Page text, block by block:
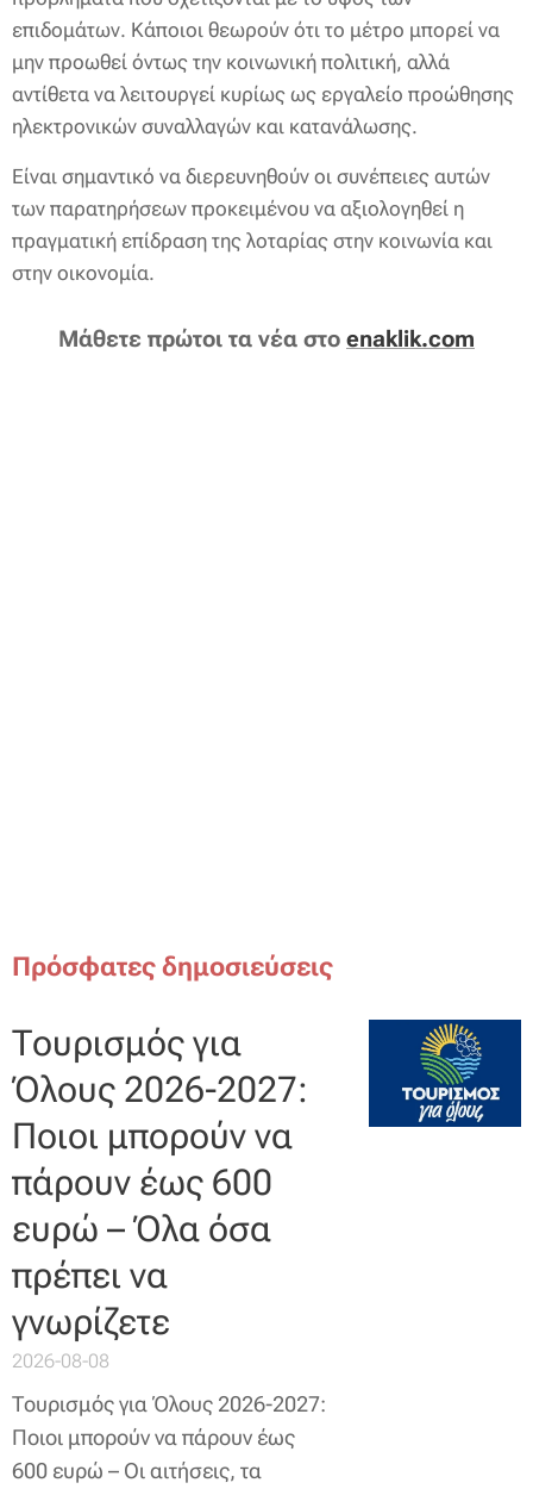
επιδομάτων. Κάποιοι θεωρούν ότι το μέτρο μπορεί να
μην προωθεί όντως την κοινωνική πολιτική, αλλά
αντίθετα να λειτουργεί κυρίως ως εργαλείο προώθησης
ηλεκτρονικών συναλλαγών και κατανάλωσης.
Είναι σημαντικό να διερευνηθούν οι συνέπειες αυτών
των παρατηρήσεων προκειμένου να αξιολογηθεί η
πραγματική επίδραση της λοταρίας στην κοινωνία και
στην οικονομία.
Μάθετε πρώτοι τα νέα στο enaklik.com
Πρόσφατες δημοσιεύσεις
Τουρισμός για
Όλους 2026-2027:
Ποιοι μπορούν να
πάρουν έως 600
ευρώ – Όλα όσα
πρέπει να
γνωρίζετε
2026-08-08
Τουρισμός για Όλους 2026-2027:
Ποιοι μπορούν να πάρουν έως
600 ευρώ – Οι αιτήσεις, τα